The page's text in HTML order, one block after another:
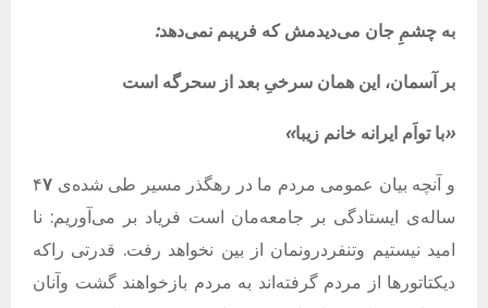
به چشمِ جان می‌دیدمش که فریبم نمی‌دهد:
بر آسمان، این همان سرخیِ بعد از سحرگه است
«با تواَم ایرانه خانم زیبا»
و آنچه بیان عمومی مردم ما در رهگذر مسیر طی شده‌ی ۴ ۷
ساله‌ی ایستادگی بر جامعه‌مان است فریاد بر می‌آوریم: نا
امید نیستیم وتنفردرونمان از بین نخواهد رفت. قدرتی راکه
دیکتاتورها از مردم گرفته‌اند به مردم بازخواهند گشت وآنان